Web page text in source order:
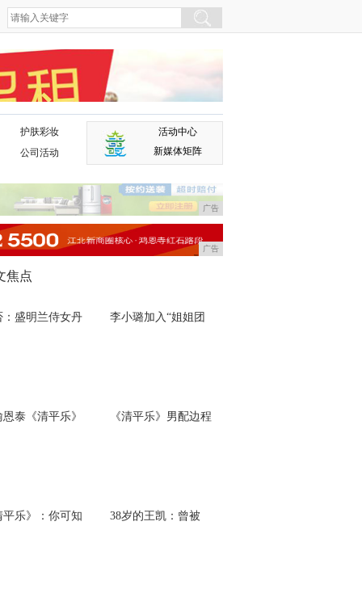
护肤彩妆
公司活动
活动中心
新媒体矩阵
广告
广告
焦点
：盛明兰侍女丹 李小璐加入“姐姐团
泰《清平乐》 《清平乐》男配边程
平乐》：你可知 38岁的王凯：曾被